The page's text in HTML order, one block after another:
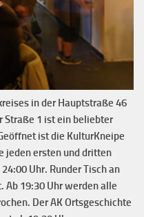
in der Hauptstraße 46
Straße 1 ist ein beliebter
ist die KulturKneipe
jeden ersten und dritten
Uhr. Runder Tisch an
19:30 Uhr werden alle
Der AK Ortsgeschichte